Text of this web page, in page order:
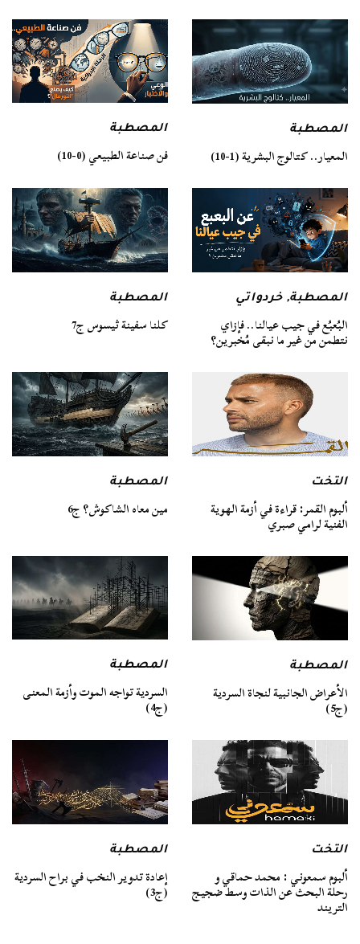
المصطبة
المعيار.. كتالوج البشرية (1-10)
المصطبة
فن صناعة الطبيعي (0-10)
المصطبة,خردواتي
البُعبُع في جيب عيالنا.. فإزاي
نتطمن من غير ما نبقى مُخبرين؟
المصطبة
كلنا سفينة ثيسوس ج7
التخت
ألبوم القمر: قراءة في أزمة الهوية
الفنية لرامي صبري
المصطبة
مين معاه الشاكوش؟ ج6
المصطبة
الأعراض الجانبية لنجاة السردية
(ج5)
المصطبة
السردية تواجه الموت وأزمة المعنى
(ج4)
التخت
ألبوم سمعوني : محمد حماقي و
رحلة البحث عن الذات وسط ضجيج
التريند
المصطبة
إعادة تدوير النخب في براح السردية
(ج3)